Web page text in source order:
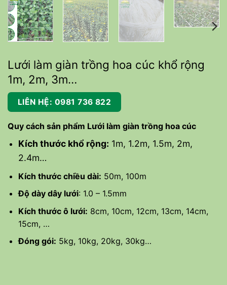
Lưới làm giàn trồng hoa cúc khổ rộng
1m, 2m, 3m…
LIÊN HỆ: 0981 736 822
Quy cách sản phẩm Lưới làm giàn trồng hoa cúc
Kích thước khổ rộng: 1m, 1.2m, 1.5m, 2m,
2.4m…
Kích thước chiều dài: 50m, 100m
Độ dày dây lưới: 1.0 – 1.5mm
Kích thước ô lưới: 8cm, 10cm, 12cm, 13cm, 14cm,
15cm, …
Đóng gói: 5kg, 10kg, 20kg, 30kg…